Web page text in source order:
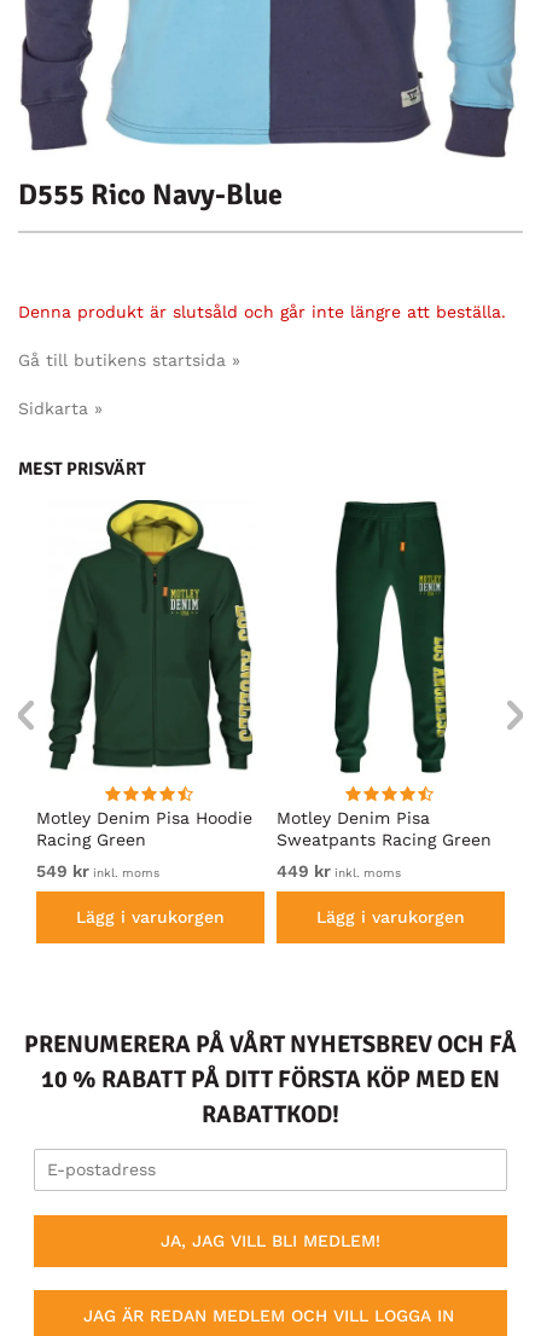
D555 Rico Navy-Blue
Denna produkt är slutsåld och går inte längre att beställa.
Gå till butikens startsida »
Sidkarta »
MEST PRISVÄRT
Motley Denim Pisa Hoodie
Racing Green
549 kr inkl. moms
Lägg i varukorgen
Motley Denim Pisa
Sweatpants Racing Green
449 kr inkl. moms
Lägg i varukorgen
PRENUMERERA PÅ VÅRT NYHETSBREV OCH FÅ
10 % RABATT PÅ DITT FÖRSTA KÖP MED EN
RABATTKOD!
JA, JAG VILL BLI MEDLEM!
JAG ÄR REDAN MEDLEM OCH VILL LOGGA IN